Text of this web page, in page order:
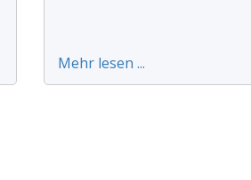
Mehr lesen ...